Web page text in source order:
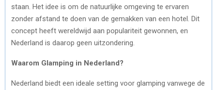
staan. Het idee is om de natuurlijke omgeving te ervaren
zonder afstand te doen van de gemakken van een hotel. Dit
concept heeft wereldwijd aan populariteit gewonnen, en
Nederland is daarop geen uitzondering.
Waarom Glamping in Nederland?
Nederland biedt een ideale setting voor glamping vanwege de